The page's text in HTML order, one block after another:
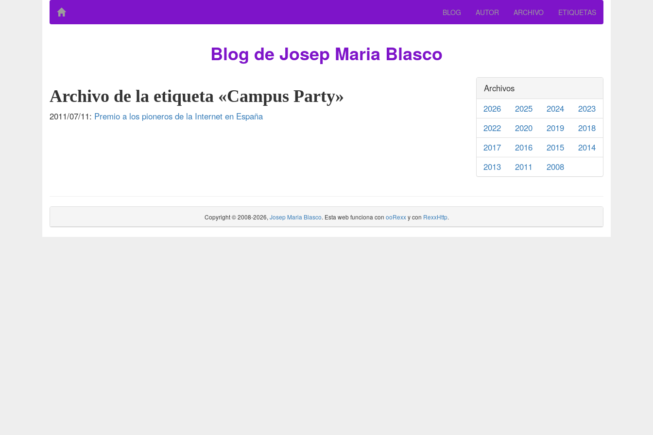
BLOG AUTOR ARCHIVO ETIQUETAS
Blog de Josep Maria Blasco
Archivo de la etiqueta «Campus Party»
2011/07/11: Premio a los pioneros de la Internet en España
Archivos
2026
2025 2024
2023
2022
2020 2019
2018
2017
2016 2015
2014
2013
2011 2008
Copyright © 2008-2026, Josep Maria Blasco. Esta web funciona con ooRexxy con RexxHttp.